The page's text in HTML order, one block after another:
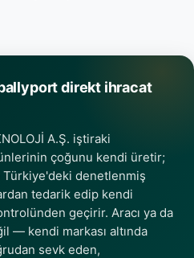
direkt ihracat
A.Ş. iştiraki
çoğunu kendi üretir;
denetlenmiş
tedarik edip kendi
geçirir. Aracı ya da
— kendi markası altında
sevk eden,